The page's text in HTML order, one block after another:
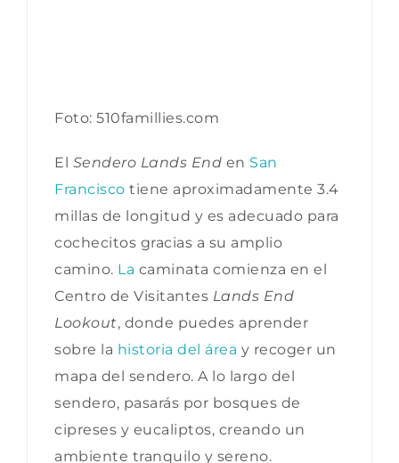
Foto: 510famillies.com
El Sendero Lands End en San
Francisco tiene aproximadamente 3.4
millas de longitud y es adecuado para
cochecitos gracias a su amplio
camino. La caminata comienza en el
Centro de Visitantes Lands End
Lookout, donde puedes aprender
sobre la historia del área y recoger un
mapa del sendero. A lo largo del
sendero, pasarás por bosques de
cipreses y eucaliptos, creando un
ambiente tranquilo y sereno.